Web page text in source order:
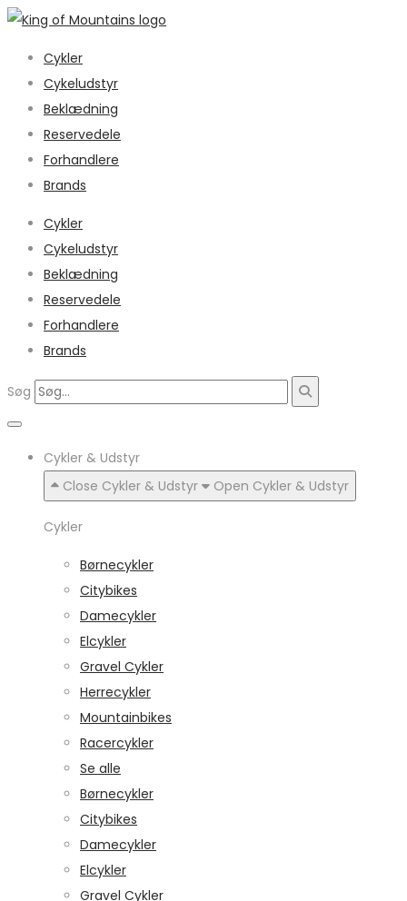
Cykler
Cykeludstyr
Beklædning
Reservedele
Forhandlere
Brands
Cykler
Cykeludstyr
Beklædning
Reservedele
Forhandlere
Brands
Søg
Cykler & Udstyr
Close Cykler & Udstyr
Open Cykler & Udstyr
Cykler
Børnecykler
Citybikes
Damecykler
Elcykler
Gravel Cykler
Herrecykler
Mountainbikes
Racercykler
Se alle
Børnecykler
Citybikes
Damecykler
Elcykler
Gravel Cykler